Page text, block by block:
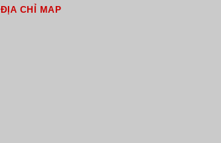
ĐỊA CHỈ MAP